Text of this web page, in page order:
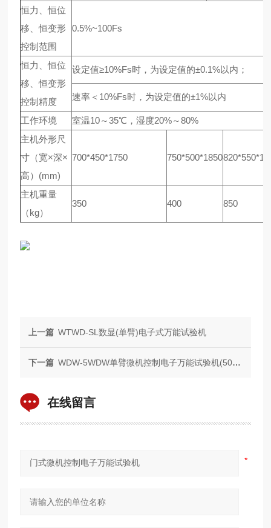
恒力、恒位
移、恒变形
控制范围
0.5%~100Fs
恒力、恒位
移、恒变形
控制精度
设定值≥10%Fs时，为设定值的±0.1%以内；
速率＜10%Fs时，为设定值的±1%以内
工作环境
室温10～35℃，湿度20%～80%
主机外形尺
寸（宽×深×
高）(mm)
700*450*1750 750*500*1850
主机重量
（kg）
350 400 850
上一篇 WTWD-SL数显(单臂)电子式万能试验机
下一篇 WDW-5WDW单臂微机控制电子万能试验机(50N-5KN)
在线留言